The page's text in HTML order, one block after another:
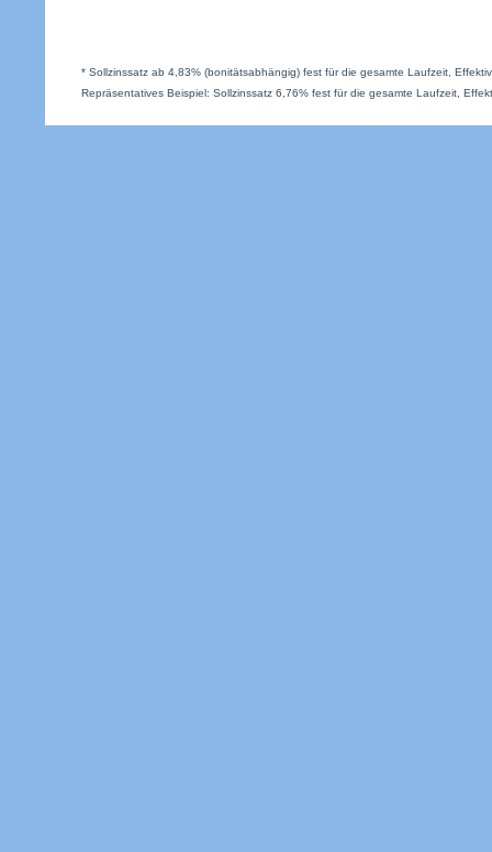
* Sollzinssatz ab 4,83% (bonitätsabhängig) fest für die gesamte Laufzeit,
Repräsentatives Beispiel: Sollzinssatz 6,76% fest für die gesamte Laufzeit,